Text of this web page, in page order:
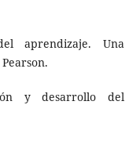
aprendizaje. Una
y desarrollo del